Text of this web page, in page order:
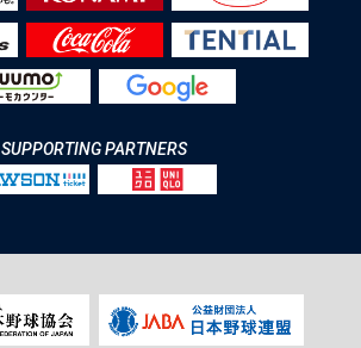
SUPPORTING PARTNERS